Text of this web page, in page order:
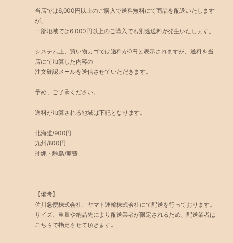
当店では6,000円以上のご購入で送料無料にて商品を配送いたします
が、
一部地域では6,000円以上のご購入でも別途送料が発生いたします。
システム上、買い物カゴでは送料が0円と表示されますが、送料を当
店にて加算した内容の
注文確認メールを送信させていただきます。
予め、ご了承ください。
送料が加算される地域は下記となります。
北海道/900円
九州/800円
沖縄・離島/実費
【備考】
佐川急便株式会社、ヤマト運輸株式会社にて配送を行っております。
サイズ、重量や納品先により配送業者が限定されるため、配送業者は
こちらで指定させて頂きます。